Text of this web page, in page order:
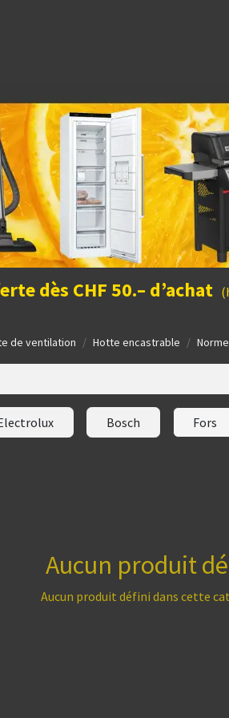
dès CHF 50.– d’achat
de ventilation Hotte encastrable
Bosch Fors
Aucun produit
Aucun produit défini dans cette